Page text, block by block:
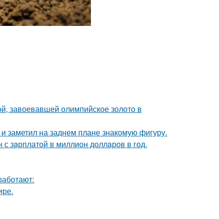
завоевавшей олимпийское золото в
на заднем плане знакомую фигуру.
зaрплатой в миллион доллaров в год.